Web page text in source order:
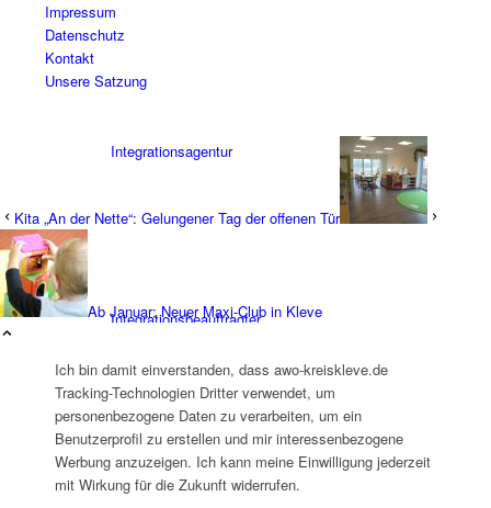
Integrationsagentur
Integrationsbeauftragter
Familienbildungswerk (FBW)
Impressum
Datenschutz
Kontakt
Unsere Satzung
Kita „An der Nette“: Gelungener Tag der offenen Tür
Ab Januar: Neuer Maxi-Club in Kleve
Ich bin damit einverstanden, dass awo-kreiskleve.de
Tracking-Technologien Dritter verwendet, um
personenbezogene Daten zu verarbeiten, um ein
Benutzerprofil zu erstellen und mir interessenbezogene
Werbung anzuzeigen. Ich kann meine Einwilligung jederzeit
mit Wirkung für die Zukunft widerrufen.